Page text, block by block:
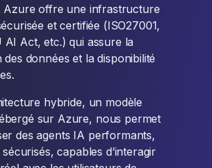
Azure offre une infrastructure
et certifiée (ISO27001,
AI Act, etc.) qui assure la
données et la disponibilité
hybride, un modèle
sur Azure, nous permet
des agents IA performants,
capables d’interagir